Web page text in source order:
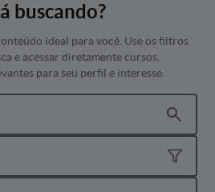
buscando?
ideal para você. Use os filtros
e acessar diretamente cursos,
para seu perfil e interesse.